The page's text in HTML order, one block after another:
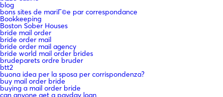
blog
bons sites de mariГ©e par correspondance
Bookkeeping
Boston Sober Houses
bride mail order
bride order mail
bride order mail agency
bride world mail order brides
brudeparets ordre bruder
btt2
buona idea per la sposa per corrispondenza?
buy mail order bride
buying a mail order bride
can anyone get a payday loan